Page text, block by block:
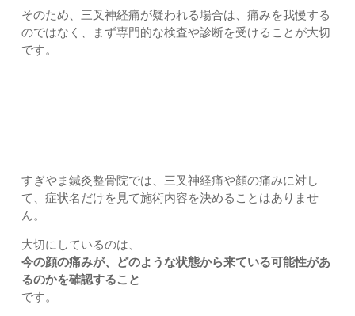
そのため、三叉神経痛が疑われる場合は、痛みを我慢する
のではなく、まず専門的な検査や診断を受けることが大切
です。
すぎやま鍼灸整骨院では、三叉神経痛や顔の痛みに対し
て、症状名だけを見て施術内容を決めることはありませ
ん。
大切にしているのは、
今の顔の痛みが、どのような状態から来ている可能性があ
るのかを確認すること
です。